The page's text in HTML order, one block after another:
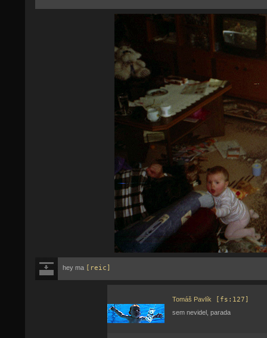
hey ma [reic]
Tomáš Pavlík [fs:127]
sem nevidel, parada